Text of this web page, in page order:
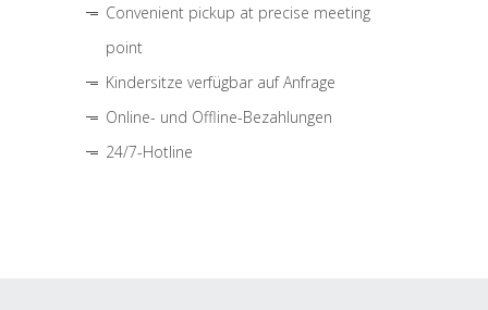
Convenient pickup at precise meeting
point
Kindersitze verfügbar auf Anfrage
Online- und Offline-Bezahlungen
24/7-Hotline